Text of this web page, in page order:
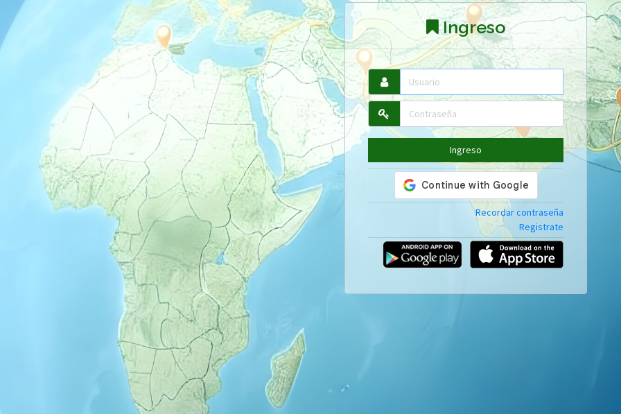
Previous
Ingreso
Ingreso
Recordar contraseña
Registrate